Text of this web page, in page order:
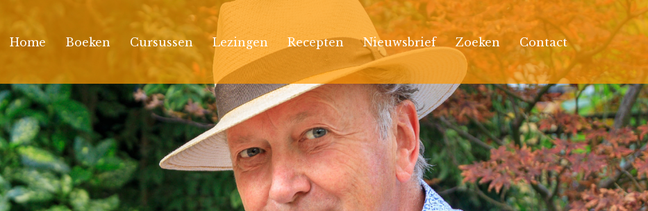
Home Boeken Cursussen Lezingen Recepten Nieuwsbrief Zoeken Contact